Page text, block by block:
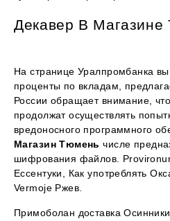
Декавер В Магазине
На странице Уралпромбанка
проценты по вкладам,
России обращает внимание,
продолжат осуществлять
вредоносного программного
Магазин Тюмень числе
шифрования файлов.
Ессентуки, Как употреблять
Vermoje Ржев.
Примоболан доставка